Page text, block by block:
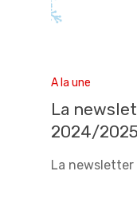
A la une
La
2024/2025
La newsletter